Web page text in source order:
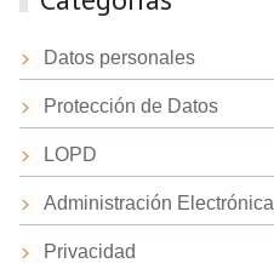
Datos personales
Protección de Datos
LOPD
Administración Electrónica
Privacidad